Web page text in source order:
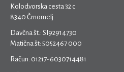
Kolodvorska cesta 32 c
8340 Črnomelj
Davčna št.: SI92914730
Matična št: 5052467 000
Račun: 01217-6030714481